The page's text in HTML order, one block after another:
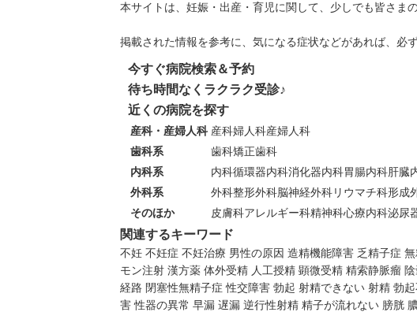
本サイトは、妊娠・出産・育児に関して、少しでも皆さま
掲載された情報を参考に、気になる症状などがあれば、必
今すぐ病院検索＆予約
待ち時間なくラクラク受診♪
近くの病院を探す
産科・産婦人科 産科婦人科産婦人科
歯科系
歯科矯正歯科
内科系
内科循環器内科消化器内科胃腸内科肝臓
外科系
外科整形外科脳神経外科リウマチ科形成
そのほか
皮膚科アレルギー科精神科心療内科泌尿
関連するキーワード
不妊 不妊症 不妊治療 男性の原因 造精機能障害 乏精子症
モン注射 漢方薬 体外受精 人工授精 顕微受精 精索静脈瘤
経路 閉塞性無精子症 性交障害 勃起 射精できない 射精 勃
害 性器の異常 早漏 遅漏 逆行性射精 精子が流れない 膀胱